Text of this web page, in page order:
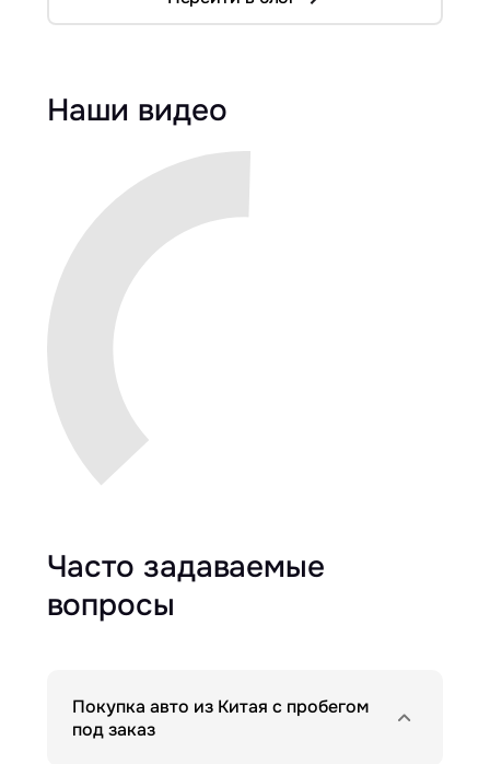
Наши видео
Часто задаваемые
вопросы
Покупка авто из Китая с пробегом
под заказ